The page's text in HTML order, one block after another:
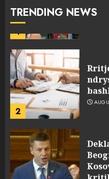
TRENDING NEWS
1
2